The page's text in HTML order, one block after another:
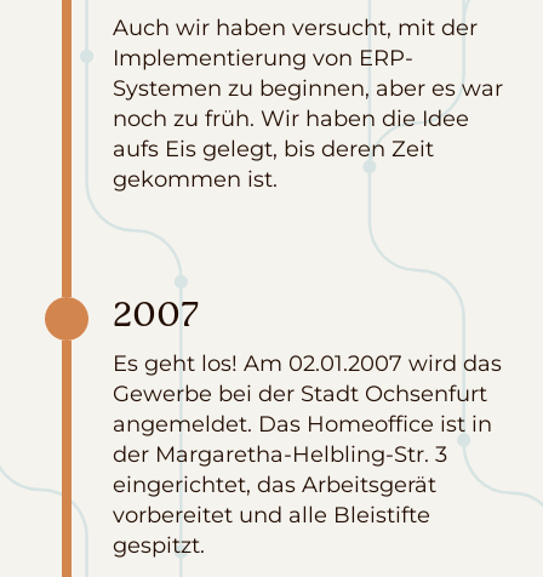
Auch wir haben versucht, mit der
Implementierung von ERP-
Systemen zu beginnen, aber es war
noch zu früh. Wir haben die Idee
aufs Eis gelegt, bis deren Zeit
gekommen ist.
2007
Es geht los! Am 02.01.2007 wird das
Gewerbe bei der Stadt Ochsenfurt
angemeldet. Das Homeoffice ist in
der Margaretha-Helbling-Str. 3
eingerichtet, das Arbeitsgerät
vorbereitet und alle Bleistifte
gespitzt.